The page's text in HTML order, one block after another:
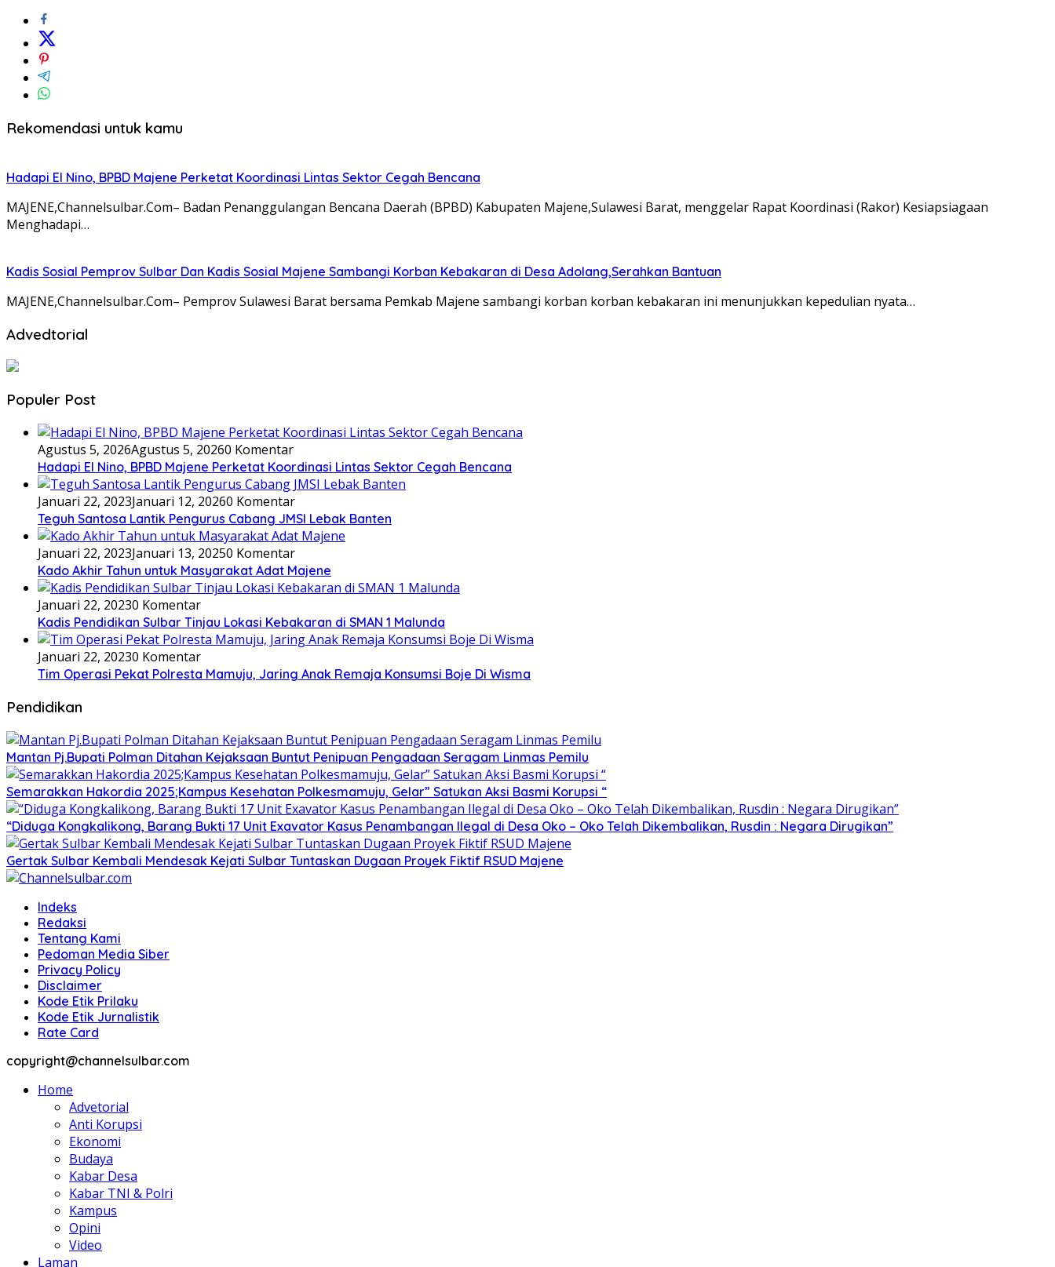
Rekomendasi untuk kamu
Hadapi El Nino, BPBD Majene Perketat Koordinasi Lintas Sektor Cegah Bencana
MAJENE,Channelsulbar.Com– Badan Penanggulangan Bencana Daerah (BPBD) Kabupaten Majene,Sulawesi Barat, menggelar Rapat Koordinasi (Rakor) Kesiapsiagaan
Menghadapi…
Kadis Sosial Pemprov Sulbar Dan Kadis Sosial Majene Sambangi Korban Kebakaran di Desa Adolang,Serahkan Bantuan
MAJENE,Channelsulbar.Com– Pemprov Sulawesi Barat bersama Pemkab Majene sambangi korban korban kebakaran ini menunjukkan kepedulian nyata…
Advedtorial
Populer Post
Agustus 5, 2026Agustus 5, 20260 Komentar
Hadapi El Nino, BPBD Majene Perketat Koordinasi Lintas Sektor Cegah Bencana
Januari 22, 2023Januari 12, 20260 Komentar
Teguh Santosa Lantik Pengurus Cabang JMSI Lebak Banten
Januari 22, 2023Januari 13, 20250 Komentar
Kado Akhir Tahun untuk Masyarakat Adat Majene
Januari 22, 20230 Komentar
Kadis Pendidikan Sulbar Tinjau Lokasi Kebakaran di SMAN 1 Malunda
Januari 22, 20230 Komentar
Tim Operasi Pekat Polresta Mamuju, Jaring Anak Remaja Konsumsi Boje Di Wisma
Pendidikan
Mantan Pj.Bupati Polman Ditahan Kejaksaan Buntut Penipuan Pengadaan Seragam Linmas Pemilu
Semarakkan Hakordia 2025;Kampus Kesehatan Polkesmamuju, Gelar” Satukan Aksi Basmi Korupsi “
“Diduga Kongkalikong, Barang Bukti 17 Unit Exavator Kasus Penambangan Ilegal di Desa Oko – Oko Telah Dikembalikan, Rusdin : Negara Dirugikan”
Gertak Sulbar Kembali Mendesak Kejati Sulbar Tuntaskan Dugaan Proyek Fiktif RSUD Majene
Indeks
Redaksi
Tentang Kami
Pedoman Media Siber
Privacy Policy
Disclaimer
Kode Etik Prilaku
Kode Etik Jurnalistik
Rate Card
copyright@channelsulbar.com
Home
Advetorial
Anti Korupsi
Ekonomi
Budaya
Kabar Desa
Kabar TNI & Polri
Kampus
Opini
Video
Laman